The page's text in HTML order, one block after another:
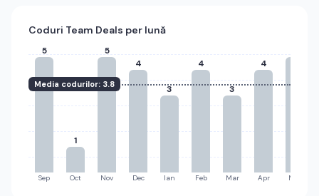
Coduri Team Deals per lună
Media codurilor: 3.8
5
Sep
1
Oct
5
Nov
4
Dec
3
Ian
4
Feb
3
Mar
4
Apr Mai